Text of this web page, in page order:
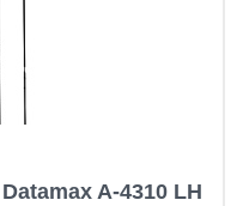
A-4310 LH